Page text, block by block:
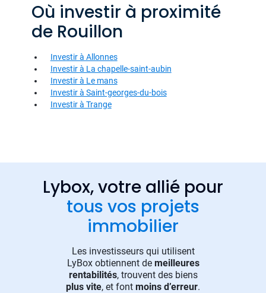
Où investir à proximité
de Rouillon
Investir à Allonnes
Investir à La chapelle-saint-aubin
Investir à Le mans
Investir à Saint-georges-du-bois
Investir à Trange
Lybox, votre allié pour
tous vos projets
immobilier
Les investisseurs qui utilisent
LyBox obtiennent de meilleures
rentabilités, trouvent des biens
plus vite, et font moins d’erreur.